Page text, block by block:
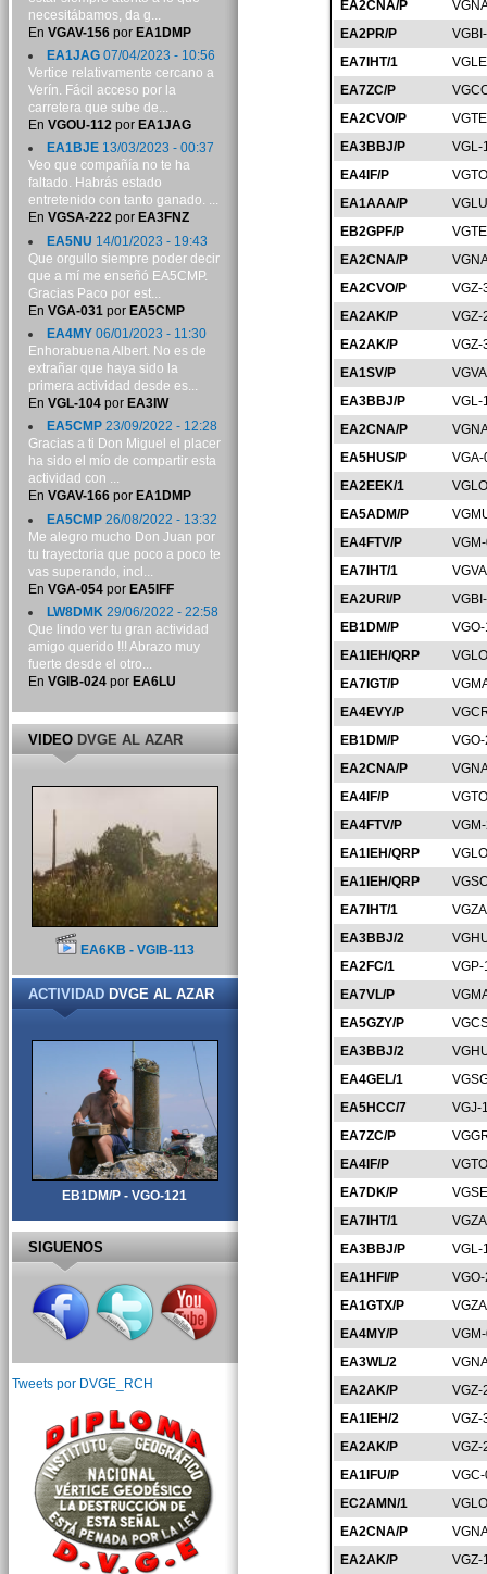
EA2CNA/P
EA2PR/P
EA7IHT/1
EA7ZC/P
EA2CVO/P
EA3BBJ/P
VGL-
EA4IF/P
EA1AAA/P
EB2GPF/P
EA2CNA/P
EA2CVO/P
VGZ-
EA2AK/P
VGZ-
EA2AK/P
VGZ-
EA1SV/P
EA3BBJ/P
VGL-
EA2CNA/P
EA5HUS/P
EA2EEK/1
EA5ADM/P
EA4FTV/P
EA7IHT/1
EA2URI/P
EB1DM/P
EA1IEH/QRP
EA7IGT/P
EA4EVY/P
EB1DM/P
EA2CNA/P
EA4IF/P
EA4FTV/P
EA1IEH/QRP
EA1IEH/QRP
EA7IHT/1
EA3BBJ/2
EA2FC/1
VGP-
EA7VL/P
EA5GZY/P
EA3BBJ/2
EA4GEL/1
EA5HCC/7
VGJ-
EA7ZC/P
EA4IF/P
EA7DK/P
EA7IHT/1
EA3BBJ/P
VGL-
EA1HFI/P
EA1GTX/P
EA4MY/P
EA3WL/2
EA2AK/P
VGZ-
EA1IEH/2
VGZ-
EA2AK/P
VGZ-
EA1IFU/P
EC2AMN/1
EA2CNA/P
EA2AK/P
VGZ-
necesitábamos, da g...
En VGAV-156por EA1DMP
EA1JAG07/04/2023 - 10:56
Vertice relativamente cercano a
Verín. Fácil acceso por la
carretera que sube de...
En VGOU-112por EA1JAG
EA1BJE13/03/2023 - 00:37
Veo que compañía no te ha
faltado. Habrás estado
entretenido con tanto ganado. ...
En VGSA-222por EA3FNZ
EA5NU 14/01/2023 - 19:43
Que orgullo siempre poder decir
que a mí me enseñó EA5CMP.
Gracias Paco por est...
En VGA-031 por EA5CMP
EA4MY06/01/2023 - 11:30
Enhorabuena Albert. No es de
extrañar que haya sido la
primera actividad desde es...
En VGL-104por EA3IW
EA5CMP23/09/2022 - 12:28
Gracias a ti Don Miguel el placer
ha sido el mío de compartir esta
actividad con ...
En VGAV-166por EA1DMP
EA5CMP26/08/2022 - 13:32
Me alegro mucho Don Juan por
tu trayectoria que poco a poco te
vas superando, incl...
En VGA-054por EA5IFF
LW8DMK29/06/2022 - 22:58
Que lindo ver tu gran actividad
amigo querido !!! Abrazo muy
fuerte desde el otro...
En VGIB-024por EA6LU
VIDEODVGE AL AZAR
EA6KB - VGIB-113
ACTIVIDADDVGE AL AZAR
EB1DM/P - VGO-121
SIGUENOS
Tweets por DVGE_RCH